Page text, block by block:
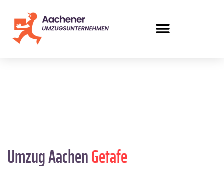
Umzug AachenGetafe